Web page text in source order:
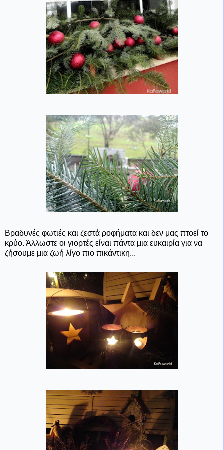
Βραδυνές φωτιές και ζεστά ροφήματα και δεν μας πτοεί το
κρύο. Άλλωστε οι γιορτές είναι πάντα μια ευκαιρία για να
ζήσουμε μια ζωή λίγο πιο πικάντικη...